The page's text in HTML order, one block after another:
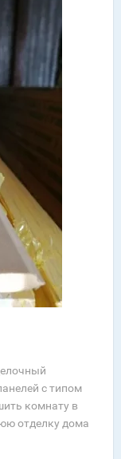
с типом
комнату в
отделку дома